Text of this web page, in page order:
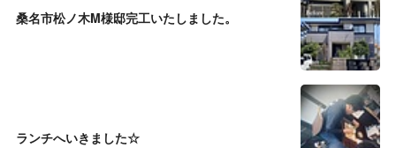
桑名市松ノ木M様邸完工いたしました。
ランチへいきました☆